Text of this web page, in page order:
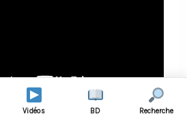
Vidéos BD Recherche